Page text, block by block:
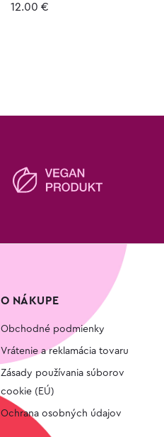
Hodnotenie
12.00 €
O NÁKUPE
Obchodné podmienky
Vrátenie a reklamácia tovaru
Zásady používania súborov
cookie (EÚ)
Ochrana osobných údajov